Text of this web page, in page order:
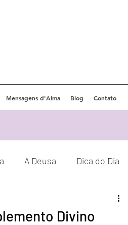
Mensagens d'Alma Blog Contato
A Deusa Dica do Dia
Divino